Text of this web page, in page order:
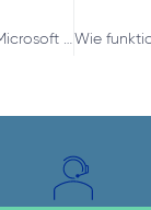
Data Warehouse in Microsoft Fabric – moderne Analysen mit vertrautem SQL